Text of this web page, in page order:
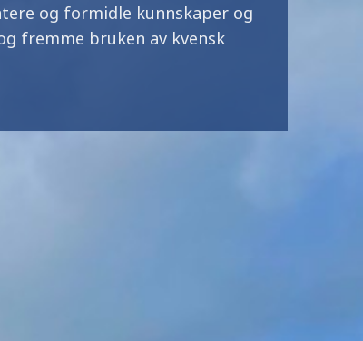
og formidle kunnskaper og
fremme bruken av kvensk